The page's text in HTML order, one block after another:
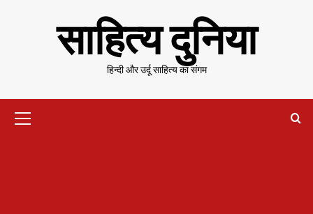
साहित्य दुनिया
हिन्दी और उर्दू साहित्य का संगम
Menu